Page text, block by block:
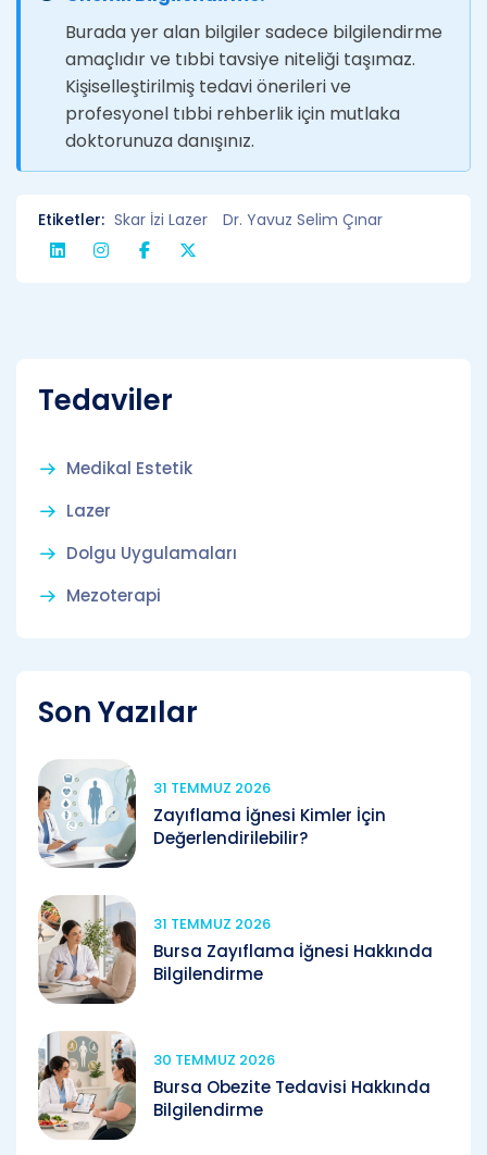
Burada yer alan bilgiler sadece bilgilendirme
amaçlıdır ve tıbbi tavsiye niteliği taşımaz.
Kişiselleştirilmiş tedavi önerileri ve
profesyonel tıbbi rehberlik için mutlaka
doktorunuza danışınız.
Etiketler: Skar İzi Lazer Dr. Yavuz Selim Çınar
Tedaviler
Medikal Estetik
Lazer
Dolgu Uygulamaları
Mezoterapi
Son Yazılar
31 TEMMUZ 2026
Zayıflama İğnesi Kimler İçin
Değerlendirilebilir?
31 TEMMUZ 2026
Bursa Zayıflama İğnesi Hakkında
Bilgilendirme
30 TEMMUZ 2026
Bursa Obezite Tedavisi Hakkında
Bilgilendirme